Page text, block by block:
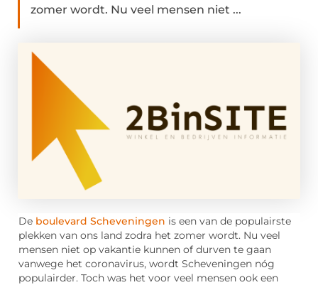
zomer wordt. Nu veel mensen niet ...
De boulevard Scheveningen is een van de populairste
plekken van ons land zodra het zomer wordt. Nu veel
mensen niet op vakantie kunnen of durven te gaan
vanwege het coronavirus, wordt Scheveningen nóg
populairder. Toch was het voor veel mensen ook een